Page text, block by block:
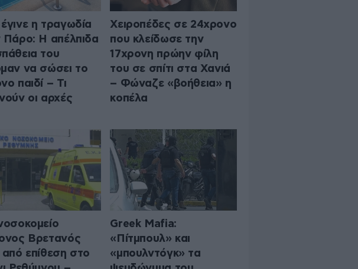
η τραγωδία
Πάρο: Η απέλπιδα
του
να σώσει το
παιδί – Τι
οι αρχές
Χειροπέδες σε 24χρονο
που κλείδωσε την
17χρονη πρώην φίλη
του σε σπίτι στα Χανιά
– Φώναζε «βοήθεια» η
κοπέλα
Βρετανός
από επίθεση στο
Greek Μafia:
«Πίτμπουλ» και
«μπουλντόγκ» τα